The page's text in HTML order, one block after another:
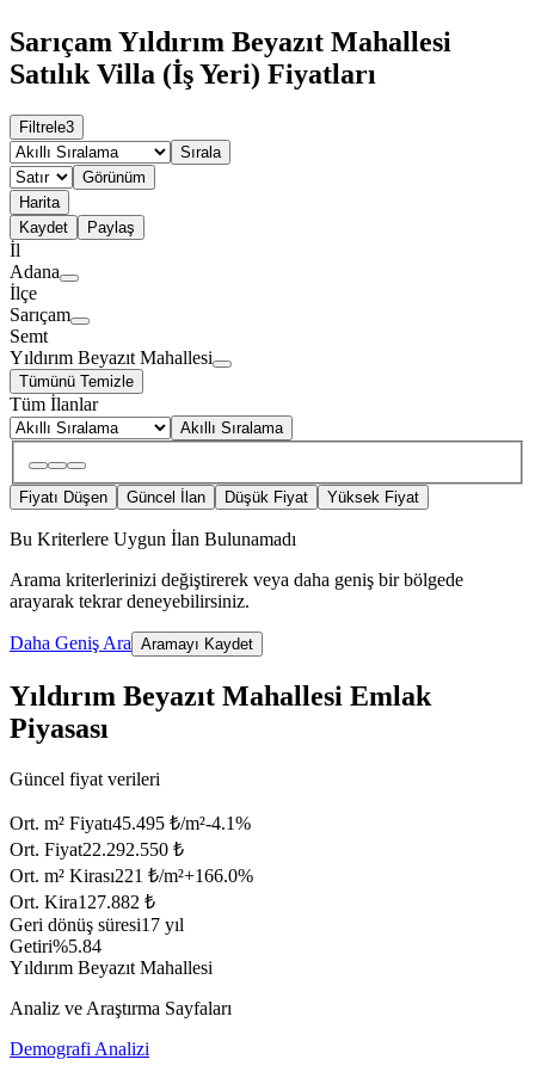
Sarıçam Yıldırım Beyazıt Mahallesi
Satılık Villa (İş Yeri) Fiyatları
Filtrele3
Sırala
Görünüm
Harita
Kaydet
Paylaş
İl
Adana
İlçe
Sarıçam
Semt
Yıldırım Beyazıt Mahallesi
Tümünü Temizle
Tüm İlanlar
Akıllı Sıralama
Fiyatı Düşen Güncel İlan Düşük Fiyat Yüksek Fiyat
Bu Kriterlere Uygun İlan Bulunamadı
Arama kriterlerinizi değiştirerek veya daha geniş bir bölgede
arayarak tekrar deneyebilirsiniz.
Daha Geniş Ara Aramayı Kaydet
Yıldırım Beyazıt Mahallesi Emlak
Piyasası
Güncel fiyat verileri
Ort. m² Fiyatı45.495 ₺/m²-4.1%
Ort. Fiyat22.292.550 ₺
Ort. m² Kirası221 ₺/m²+166.0%
Ort. Kira127.882 ₺
Geri dönüş süresi17 yıl
Getiri%5.84
Yıldırım Beyazıt Mahallesi
Analiz ve Araştırma Sayfaları
Demografi Analizi